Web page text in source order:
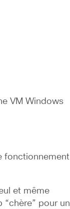
VM Windows
fonctionnement
et même
pour un